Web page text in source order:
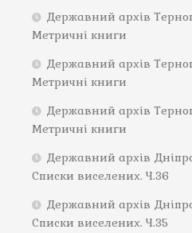
Державний архів
Метричні книги
Державний архів
Метричні книги
Державний архів
Метричні книги
Державний архів
Списки виселених. Ч.36
Державний архів
Списки виселених. Ч.35